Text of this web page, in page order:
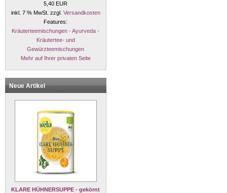
5,40 EUR
inkl. 7 % MwSt. zzgl. Versandkosten
Features:
Kräuterteemischungen - Ayurveda -
Kräutertee- und
Gewürzteemischungen
Mehr auf Ihrer privaten Seite
Neue Artikel
KLARE HÜHNERSUPPE - gekörnt